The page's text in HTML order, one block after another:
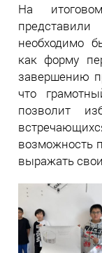
На
необходимо
как форму
завершению
что
позволит
возможность
выражать